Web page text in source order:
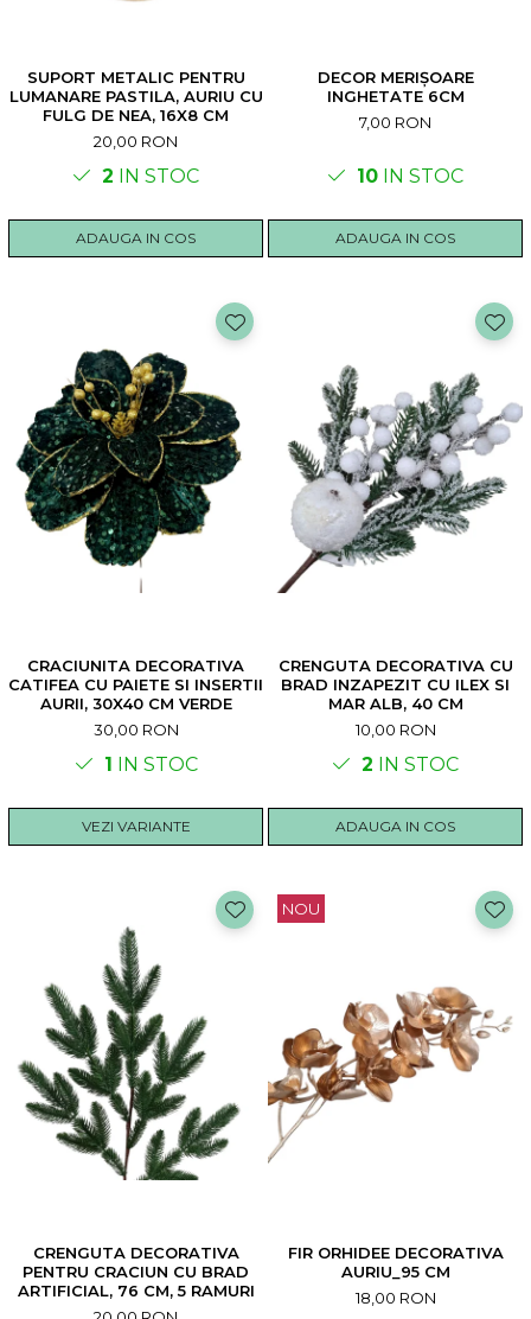
SUPORT METALIC PENTRU
LUMANARE PASTILA, AURIU CU
FULG DE NEA, 16X8 CM
20,00 RON
2 IN STOC
ADAUGA IN COS
DECOR MERIȘOARE
INGHETATE 6CM
7,00 RON
10 IN STOC
ADAUGA IN COS
CRACIUNITA DECORATIVA
CATIFEA CU PAIETE SI INSERTII
AURII, 30X40 CM VERDE
30,00 RON
1 IN STOC
VEZI VARIANTE
CRENGUTA DECORATIVA CU
BRAD INZAPEZIT CU ILEX SI
MAR ALB, 40 CM
10,00 RON
2 IN STOC
ADAUGA IN COS
CRENGUTA DECORATIVA
PENTRU CRACIUN CU BRAD
ARTIFICIAL, 76 CM, 5 RAMURI
NOU
FIR ORHIDEE DECORATIVA
AURIU_95 CM
18,00 RON